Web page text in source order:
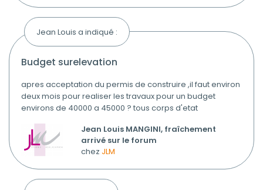
Jean Louis a indiqué :
budget surelevation
apres acceptation du permis de construire ,il faut environ
deux mois pour realiser les travaux pour un budget
environs de 40000 a 45000 ? tous corps d'etat
Jean Louis MANGINI, fraîchement
arrivé sur le forum
chez JLM